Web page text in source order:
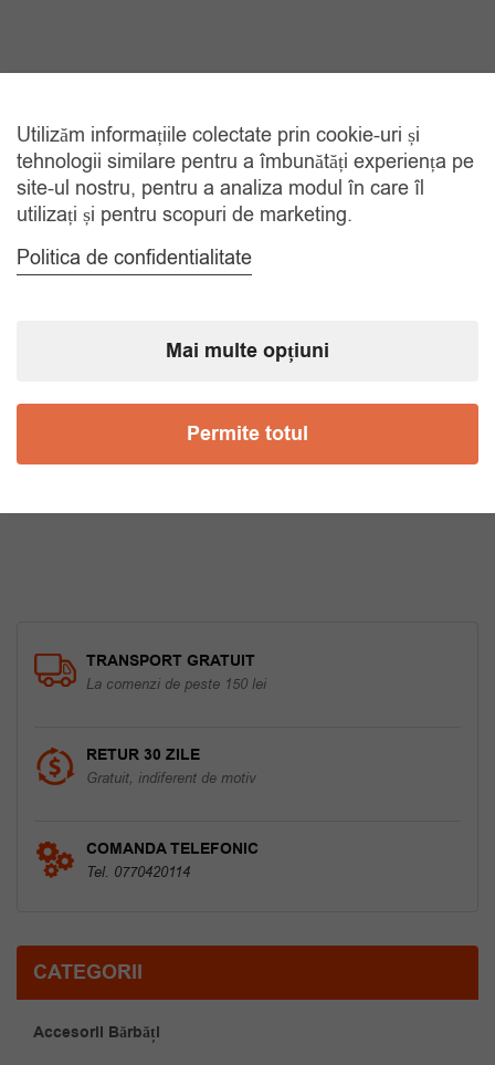
TRANSPORT GRATUIT
La comenzi de peste 150 lei
RETUR 30 ZILE
Gratuit, indiferent de motiv
COMANDA TELEFONIC
Tel. 0770420114
CATEGORII
Accesorii Bărbăți
Utilizăm informațiile colectate prin cookie-uri și
tehnologii similare pentru a îmbunătăți experiența pe
site-ul nostru, pentru a analiza modul în care îl
utilizați și pentru scopuri de marketing.
Politica de confidentialitate
Mai multe opțiuni
Permite totul